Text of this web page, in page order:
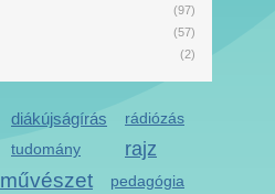
(97)
(57)
(2)
diákújságírás
rádiózás
tudomány
rajz
művészet
pedagógia